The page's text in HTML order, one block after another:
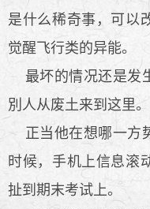
是什么稀奇事，可以
觉醒飞行类的异能。
最坏的情况还是发
別人从废土来到这里。
正当他在想哪一方
时候，手机上信息滚
扯到期末考试上。